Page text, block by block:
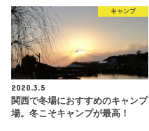
キャンプ
2020.3.5
関西で冬場におすすめのキャンプ
場。冬こそキャンプが最高！